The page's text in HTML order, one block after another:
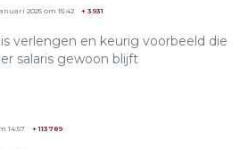
2025 om 15:42 + 3931
verlengen en keurig voorbeeld die
salaris gewoon blijft
14:57 +113789